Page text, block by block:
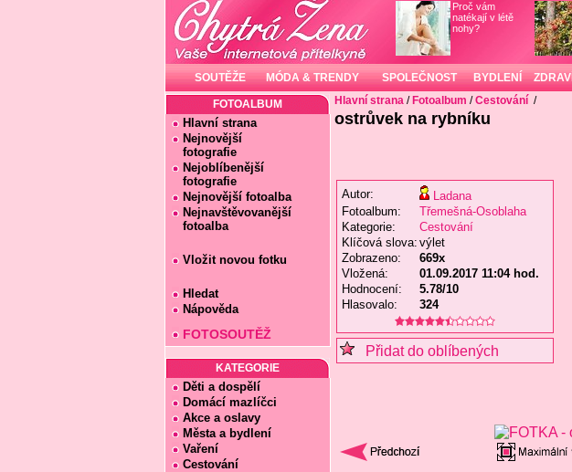
Proč vám
natékají v létě
nohy?
SOUTĚŽE MÓDA & TRENDY SPOLEČNOST BYDLENÍ ZDRAVÍ
FOTOALBUM
Hlavní strana
Nejnovější
fotografie
Nejoblíbenější
fotografie
Nejnovější fotoalba
Nejnavštěvovanější
fotoalba
Vložit novou fotku
Hledat
Nápověda
FOTOSOUTĚŽ
KATEGORIE
Děti a dospělí
Domácí mazlíčci
Akce a oslavy
Města a bydlení
Vaření
Cestování
Hlavní strana/ Fotoalbum /Cestování /
ostrůvek na rybníku
Autor:
Ladana
Fotoalbum:
Třemešná-Osoblaha
Kategorie:
Cestování
Klíčová slova: výlet
Zobrazeno:
669x
Vložená:
01.09.2017 11:04 hod.
Hodnocení:
5.78/10
Hlasovalo:
324
Přidat do oblíbených